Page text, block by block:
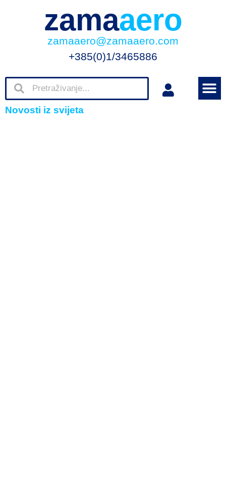
zamaaero
zamaaero@zamaaero.com
+385(0)1/3465886
Novosti iz svijeta